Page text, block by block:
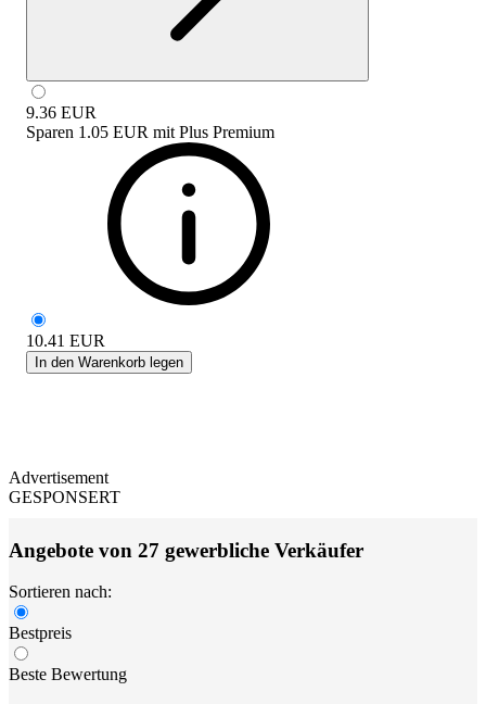
9.36 EUR
Sparen 1.05 EUR mit Plus Premium
10.41 EUR
In den Warenkorb legen
Advertisement
GESPONSERT
Angebote von 27 gewerbliche Verkäufer
Sortieren nach:
Bestpreis
Beste Bewertung